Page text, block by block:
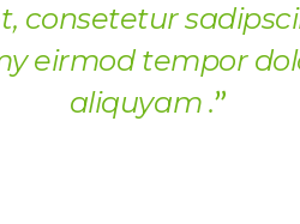
consetetur
eirmod tempor
aliquyam .